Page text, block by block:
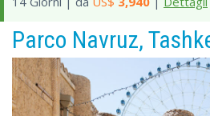
Parco Navruz,